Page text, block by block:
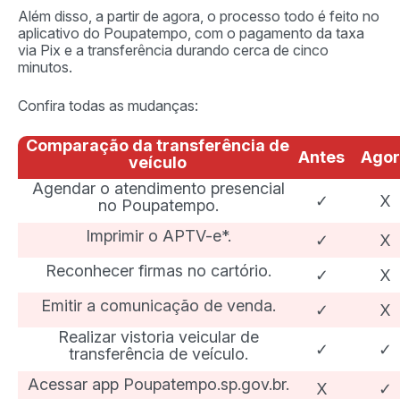
Além disso, a partir de agora, o processo todo é feito no
aplicativo do Poupatempo, com o pagamento da taxa
via Pix e a transferência durando cerca de cinco
minutos.
Confira todas as mudanças:
Comparação da transferência de
veículo
Antes
Agendar o atendimento presencial
no Poupatempo.
✓
X
Imprimir o APTV-e*.
✓
X
Reconhecer firmas no cartório.
✓
X
Emitir a comunicação de venda.
✓
X
Realizar vistoria veicular de
transferência de veículo.
✓
✓
Acessar app Poupatempo.sp.gov.br.
X
✓